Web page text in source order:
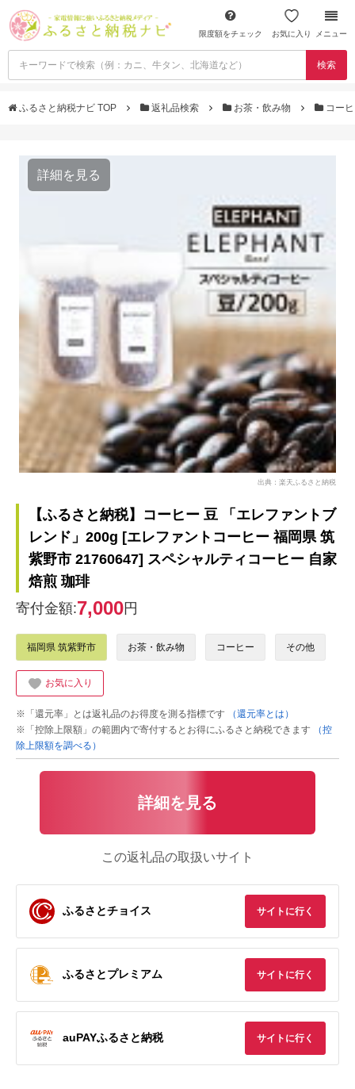
限度額をチェック お気に入り メニュー
検索
ふるさと納税ナビ TOP 返礼品検索 お茶・飲み物 コー
詳細を見る
出典：楽天ふるさと納税
【ふるさと納税】コーヒー 豆 「エレファントブ
レンド」200g [エレファントコーヒー 福岡県 筑
紫野市 21760647] スペシャルティコーヒー 自家
焙煎 珈琲
寄付金額:7,000円
福岡県 筑紫野市 お茶・飲み物 コーヒー その他
お気に入り
※「還元率」とは返礼品のお得度を測る指標です
（還元率とは）
※「控除上限額」の範囲内で寄付するとお得にふるさと納税できます
（控
除上限額を調べる）
詳細を見る
この返礼品の取扱いサイト
ふるさとチョイス サイトに行く
ふるさとプレミアム サイトに行く
auPAYふるさと納税 サイトに行く